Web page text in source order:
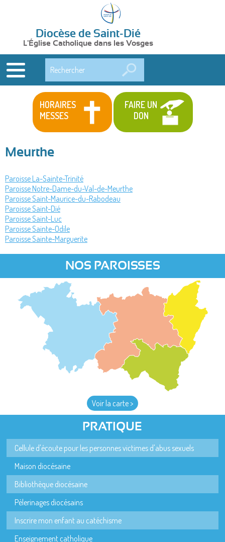
Diocèse de Saint-Dié
L'Église Catholique dans les Vosges
HORAIRES
MESSES
FAIRE UN
DON
Meurthe
Paroisse La-Sainte-Trinité
Paroisse Notre-Dame-du-Val-de-Meurthe
Paroisse Saint-Maurice-du-Rabodeau
Paroisse Saint-Dié
Paroisse Saint-Luc
Paroisse Sainte-Odile
Paroisse Sainte-Marguerite
NOS PAROISSES
Voir la carte >
PRATIQUE
Cellule d'écoute pour les personnes victimes d'abus sexuels
Maison diocésaine
Bibliothèque diocésaine
Pèlerinages diocésains
Inscrire mon enfant au catéchisme
Enseignement catholique